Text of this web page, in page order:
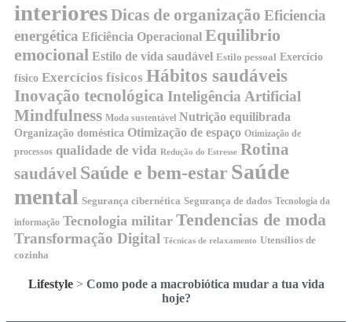
interioresDicas de organização Eficiencia
energética Eficiência Operacional Equilibrio
emocional Estilo de vida saudável Estilo pessoal Exercício
físico Exercícios físicos Hábitos saudáveis
Inovação tecnológica Inteligência Artificial
Mindfulness Moda sustentável Nutrição equilibrada
Organização doméstica Otimização de espaço Otimização de
processos qualidade de vida Redução do Estresse Rotina
saudável Saúde e bem-estar Saúde
mental Segurança cibernética Segurança de dados Tecnologia da
informação Tecnologia militar Tendencias de moda
Transformação Digital Técnicas de relaxamento Utensílios de
cozinha
Lifestyle> Como pode a macrobiótica mudar a tua vida
hoje?